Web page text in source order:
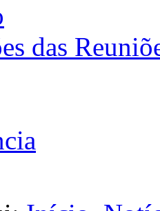
das